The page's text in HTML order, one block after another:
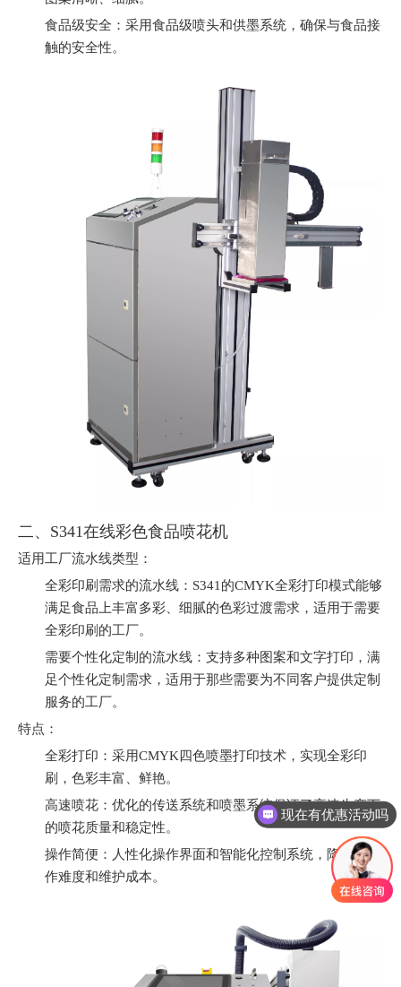
食品级安全：采用食品级喷头和供墨系统，确保与食品接
触的安全性。
二、S341在线彩色食品喷花机
适用工厂流水线类型：
全彩印刷需求的流水线：S341的CMYK全彩打印模式能够
满足食品上丰富多彩、细腻的色彩过渡需求，适用于需要
全彩印刷的工厂。
需要个性化定制的流水线：支持多种图案和文字打印，满
足个性化定制需求，适用于那些需要为不同客户提供定制
服务的工厂。
特点：
全彩打印：采用CMYK四色喷墨打印技术，实现全彩印
刷，色彩丰富、鲜艳。
高速喷花：优化的传送系统和喷墨系统保证了高速生产下
的喷花质量和稳定性。
操作简便：人性化操作界面和智能化控制系统，降低了操
作难度和维护成本。
现在有优惠活动吗